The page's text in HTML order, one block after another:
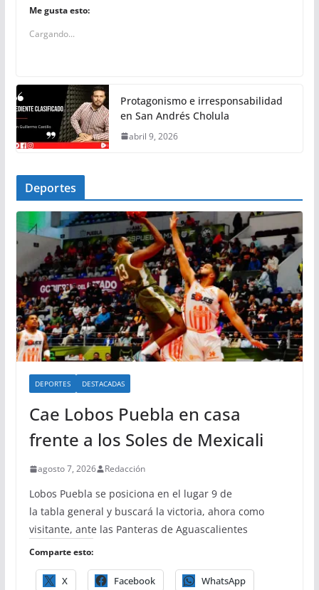
Me gusta esto:
Cargando...
Protagonismo e irresponsabilidad
en San Andrés Cholula
abril 9, 2026
Deportes
DEPORTES DESTACADAS
Cae Lobos Puebla en casa
frente a los Soles de Mexicali
agosto 7, 2026 Redacción
Lobos Puebla se posiciona en el lugar 9 de
la tabla general y buscará la victoria, ahora como
visitante, ante las Panteras de Aguascalientes
Comparte esto:
X Facebook WhatsApp